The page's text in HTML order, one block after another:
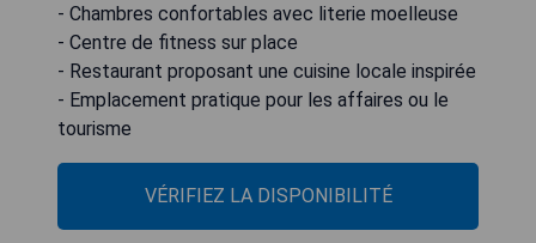
- Chambres confortables avec literie moelleuse
- Centre de fitness sur place
- Restaurant proposant une cuisine locale inspirée
- Emplacement pratique pour les affaires ou le
tourisme
VÉRIFIEZ LA DISPONIBILITÉ